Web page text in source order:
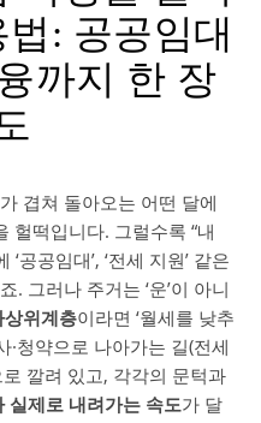
: 공공임대
까지 한 장
겹쳐 돌아오는 어떤 달에
헐떡입니다. 그럴수록 “내
공공임대’, ‘전세 지원’ 같은
. 그러나 주거는 ‘운’이 아니
상위계층이라면 ‘월세를 낮추
·청약으로 나아가는 길(전세
로 깔려 있고, 각각의 문턱과
실제로 내려가는 속도가 달